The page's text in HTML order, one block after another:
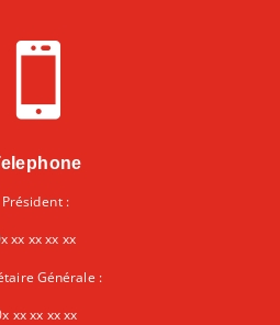

Président :
xx xx xx xx
Générale :
xx xx xx xx